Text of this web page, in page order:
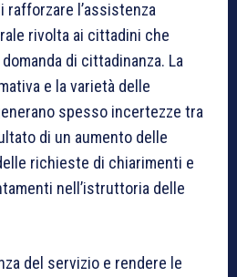
rafforzare l’assistenza
rivolta ai cittadini che
di cittadinanza. La
e la varietà delle
spesso incertezze tra
di un aumento delle
richieste di chiarimenti e
nell’istruttoria delle
del servizio e rendere le